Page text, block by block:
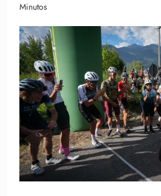
Minutos